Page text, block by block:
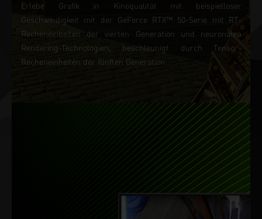
Erlebe Grafik in Kinoqualität mit beispielloser
Geschwindigkeit mit der GeForce RTX™ 50-Serie mit RT-
Recheneinheiten der vierten Generation und neuronalen
Rendering-Technologien, beschleunigt durch Tensor-
Recheneinheiten der fünften Generation.